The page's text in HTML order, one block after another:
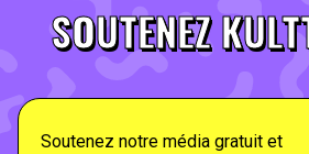
SOUTENEZ
Soutenez notre média gratuit et